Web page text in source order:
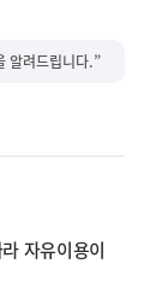
알려드립니다.”
자유이용이